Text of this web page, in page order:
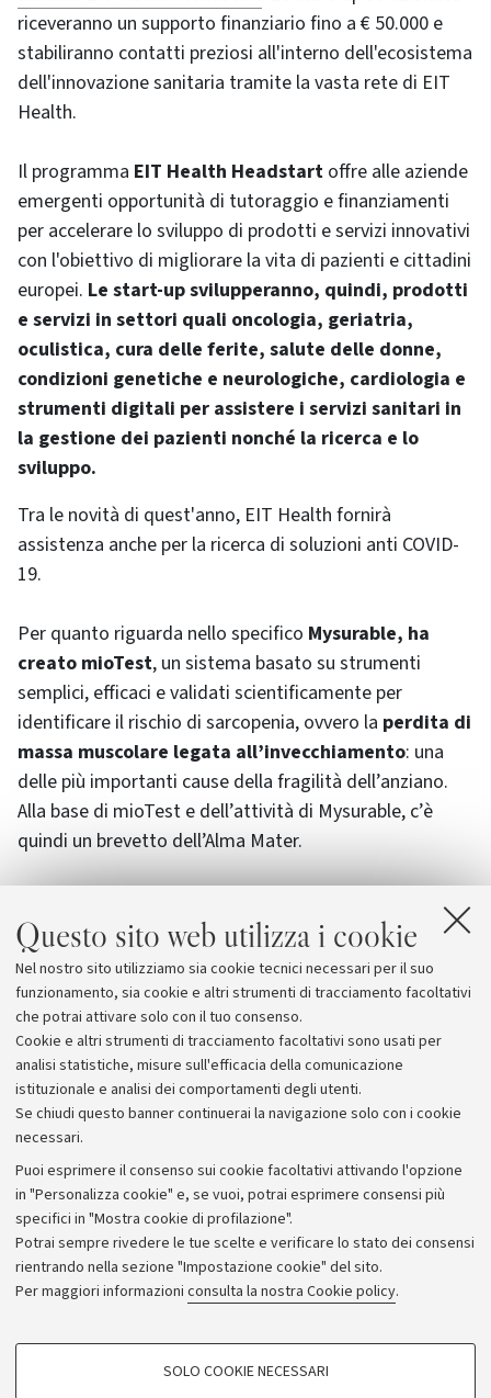
Questo sito web utilizza i cookie
Nel nostro sito utilizziamo sia cookie tecnici necessari per il suo
funzionamento, sia cookie e altri strumenti di tracciamento facoltativi
che potrai attivare solo con il tuo consenso.
Cookie e altri strumenti di tracciamento facoltativi sono usati per
analisi statistiche, misure sull'efficacia della comunicazione
istituzionale e analisi dei comportamenti degli utenti.
Se chiudi questo banner continuerai la navigazione solo con i cookie
necessari.
Puoi esprimere il consenso sui cookie facoltativi attivando l'opzione
in "Personalizza cookie" e, se vuoi, potrai esprimere consensi più
specifici in "Mostra cookie di profilazione".
Potrai sempre rivedere le tue scelte e verificare lo stato dei consensi
rientrando nella sezione "Impostazione cookie" del sito.
Per maggiori informazioni consulta la nostra Cookie policy.
COOKIE DI PROFILAZIONE - FACOLTATIVI
SOLO COOKIE NECESSARI
riceveranno un supporto finanziario fino a € 50.000 e
stabiliranno contatti preziosi all'interno dell'ecosistema
dell'innovazione sanitaria tramite la vasta rete di EIT
Health.
Il programma EIT Health Headstart offre alle aziende
emergenti opportunità di tutoraggio e finanziamenti
per accelerare lo sviluppo di prodotti e servizi innovativi
con l'obiettivo di migliorare la vita di pazienti e cittadini
europei. Le start-up svilupperanno, quindi, prodotti
e servizi in settori quali oncologia, geriatria,
oculistica, cura delle ferite, salute delle donne,
condizioni genetiche e neurologiche, cardiologia e
strumenti digitali per assistere i servizi sanitari in
la gestione dei pazienti nonché la ricerca e lo
sviluppo.
Tra le novità di quest'anno, EIT Health fornirà
assistenza anche per la ricerca di soluzioni anti COVID-
19.
Per quanto riguarda nello specifico Mysurable, ha
creato mioTest, un sistema basato su strumenti
semplici, efficaci e validati scientificamente per
identificare il rischio di sarcopenia, ovvero la perdita di
massa muscolare legata all’invecchiamento: una
delle più importanti cause della fragilità dell’anziano.
Alla base di mioTest e dell’attività di Mysurable, c’è
quindi un brevetto dell’Alma Mater.
Mysurable srl è partecipata da AlmaCube, l'incubatore di
imprese innovative dell'Università di Bologna e di
Confindustria Emilia Area Centro, che sostiene il team
imprenditoriale nello sviluppo del business avvalendosi
della partnership strategica di Intesa San Paolo.
Archivio
Comunicati stampa
Redazione
Rassegna stampa